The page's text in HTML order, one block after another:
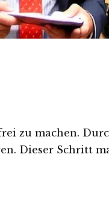
zu machen.
Dieser Schritt